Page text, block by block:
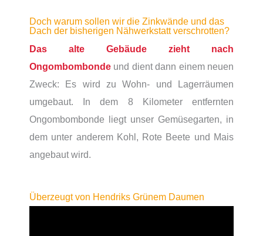
Doch warum sollen wir die Zinkwände und das
Dach der bisherigen Nähwerkstatt verschrotten?
Das alte Gebäude zieht nach
Ongombombonde und dient dann einem neuen
Zweck: Es wird zu Wohn- und Lagerräumen
umgebaut. In dem 8 Kilometer entfernten
Ongombombonde liegt unser Gemüsegarten, in
dem unter anderem Kohl, Rote Beete und Mais
angebaut wird.
Überzeugt von Hendriks Grünem Daumen